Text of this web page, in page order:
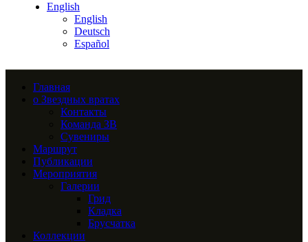
English
English
Deutsch
Español
Главная
о Звездных вратах
Контакты
Команда ЗВ
Сувениры
Маршрут
Публикации
Мероприятия
Галерии
Грид
Кладка
Брусчатка
Коллекции